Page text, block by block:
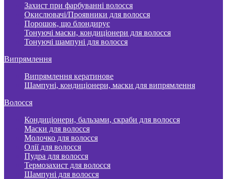
Захист при фарбуванні волосся
Окислювачі/Проявники для волосся
Порошок, що блондирує
Тонуючі маски, кондиціонери для волосся
Тонуючі шампуні для волосся
Випрямлення
Випрямлення кератинове
Шампуні, кондиціонери, маски для випрямлення
Волосся
Кондиціонери, бальзами, скраби для волосся
Маски для волосся
Молочко для волосся
Олії для волосся
Пудра для волосся
Термозахист для волосся
Шампуні для волосся